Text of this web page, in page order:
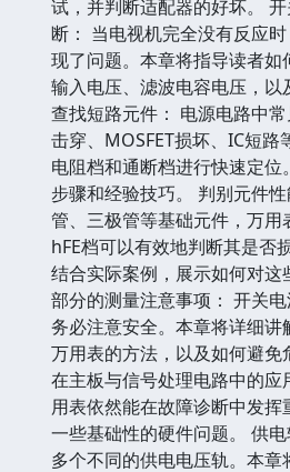
试，并判断适配器的好坏。
断： 当电视机完全没有反应
现了问题。本章将指导读者
输入电压、滤波电容电压，以
查找短路元件： 电源电路中
击穿、MOSFET损坏、IC短
电阻档和通断档进行快速定
步骤和经验技巧。 判别元件
管、三极管等基础元件，万用
hFE档可以有效地判断其是否
结合实际案例，展示如何对这
部分的测量注意事项： 开关
务必注意安全。本章将详细
万用表的方法，以及如何避免
在主板与信号处理电路中的
用表依然能在故障诊断中发
一些基础性的硬件问题。 供
多个不同的供电电压轨。本